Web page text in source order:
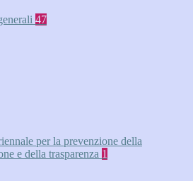
47
per la prevenzione della
e della trasparenza 1